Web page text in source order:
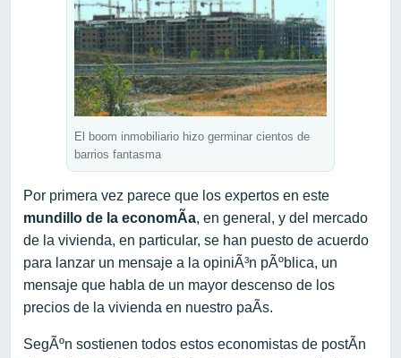
El boom inmobiliario hizo germinar cientos de
barrios fantasma
Por primera vez parece que los expertos en este
mundillo de la economÃ­a, en general, y del mercado
de la vivienda, en particular, se han puesto de acuerdo
para lanzar un mensaje a la opiniÃ³n pÃºblica, un
mensaje que habla de un mayor descenso de los
precios de la vivienda en nuestro paÃ­s.
SegÃºn sostienen todos estos economistas de postÃ­n